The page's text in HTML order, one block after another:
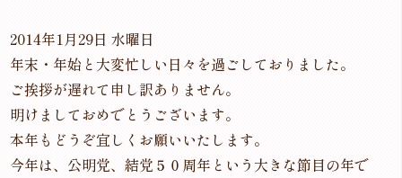
2014年1月29日 水曜日
年末・年始と大変忙しい日々を過ごしておりました。
ご挨拶が遅れて申し訳ありません。
明けましておめでとうございます。
本年もどうぞ宜しくお願いいたします。
今年は、公明党、結党５０周年という大きな節目の年で